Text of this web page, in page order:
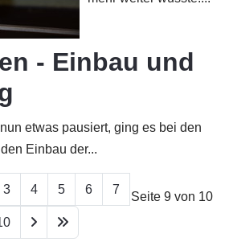
- Einbau und
etwas pausiert, ging es bei den
Einbau der...
Seite 9 von 10
3 4 5 6 7